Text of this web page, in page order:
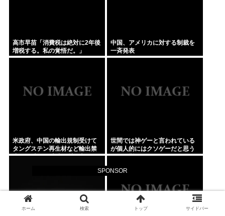
SPONSOR
高市早苗「消費税は絶対に2年後
増税する。私の覚悟だ。」
中国、アメリカに対する制裁を
一斉発表
米政府、中国の輸出規制受けて
タングステン再生材など輸出禁
止へ 日本さん米中に挟み撃ちさ
世間では神ゲーと言われている
が個人的にはクソゲーだと思う
ゲーム挙げてけwww
ホーム 検索 トップ サイドバー